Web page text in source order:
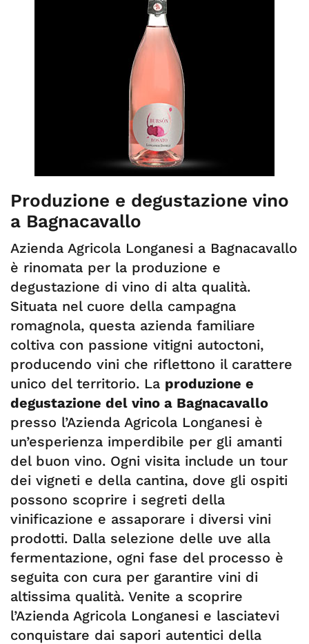
Produzione e degustazione vino
a Bagnacavallo
Azienda Agricola Longanesi a Bagnacavallo
è rinomata per la produzione e
degustazione di vino di alta qualità.
Situata nel cuore della campagna
romagnola, questa azienda familiare
coltiva con passione vitigni autoctoni,
producendo vini che riflettono il carattere
unico del territorio. La produzione e
degustazione del vino a Bagnacavallo
presso l’Azienda Agricola Longanesi è
un’esperienza imperdibile per gli amanti
del buon vino. Ogni visita include un tour
dei vigneti e della cantina, dove gli ospiti
possono scoprire i segreti della
vinificazione e assaporare i diversi vini
prodotti. Dalla selezione delle uve alla
fermentazione, ogni fase del processo è
seguita con cura per garantire vini di
altissima qualità. Venite a scoprire
l’Azienda Agricola Longanesi e lasciatevi
conquistare dai sapori autentici della